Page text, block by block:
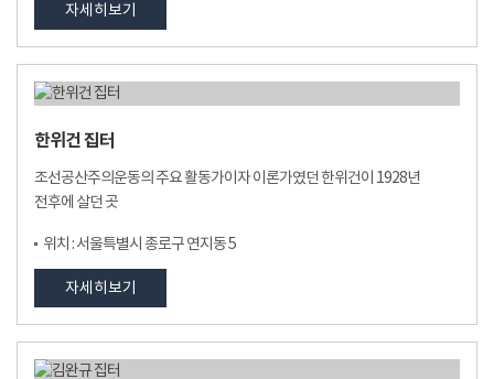
자세히보기
한위건 집터
조선공산주의운동의 주요 활동가이자 이론가였던 한위건이 1928년
전후에 살던 곳
위치 : 서울특별시 종로구 연지동 5
자세히보기